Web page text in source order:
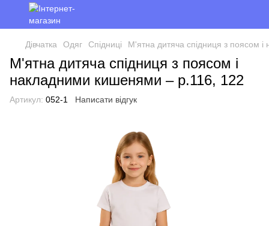
Дівчатка Одяг Спідниці М'ятна дитяча спідниця з поясом
М'ятна дитяча спідниця з поясом і
накладними кишенями – р.116, 122
Артикул: 052-1 Написати відгук